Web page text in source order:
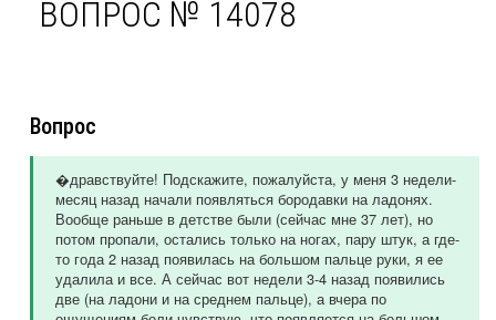
ВОПРОС № 14078
Вопрос
�дравствуйте! Подскажите, пожалуйста, у меня 3 недели-
месяц назад начали появляться бородавки на ладонях.
Вообще раньше в детстве были (сейчас мне 37 лет), но
потом пропали, остались только на ногах, пару штук, а где-
то года 2 назад появилась на большом пальце руки, я ее
удалила и все. А сейчас вот недели 3-4 назад появились
две (на ладони и на среднем пальце), а вчера по